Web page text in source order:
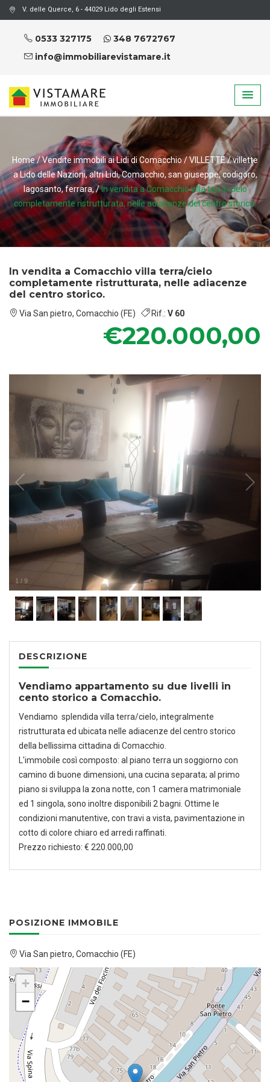
V. delle Querce, 6 - 44029 Lido degli Estensi
0533 327175
348 7672767
info@immobiliarevistamare.it
Home/Vendite immobili ai Lidi di Comacchio/VILLETTE/villette
a Lido delle Nazioni, altri Lidi, Comacchio, san giuseppe, codigoro,
lagosanto, ferrara,/In vendita a Comacchio villa terra/cielo
completamente ristrutturata, nelle adiacenze del centro storico.
In vendita a Comacchio villa terra/cielo
completamente ristrutturata, nelle adiacenze
del centro storico.
Via San pietro, Comacchio (FE) Rif.: V 60
€220.000,00
1 / 9
DESCRIZIONE
Vendiamo appartamento su due livelli in
cento storico a Comacchio.
Vendiamo splendida villa terra/cielo, integralmente
ristrutturata ed ubicata nelle adiacenze del centro storico
della bellissima cittadina di Comacchio.
L'immobile così composto: al piano terra un soggiorno con
camino di buone dimensioni, una cucina separata; al primo
piano si sviluppa la zona notte, con 1 camera matrimoniale
ed 1 singola, sono inoltre disponibili 2 bagni. Ottime le
condizioni manutentive, con travi a vista, pavimentazione in
cotto di colore chiaro ed arredi raffinati.
Prezzo richiesto: € 220.000,00
POSIZIONE IMMOBILE
Via San pietro, Comacchio (FE)
+
−